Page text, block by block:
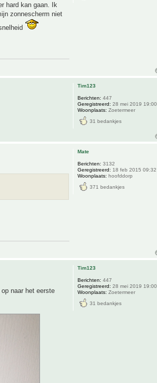
hard kan gaan. Ik
zonnescherm niet
Tim123
Berichten: 447
Geregistreerd: 28 mei 2019 19:00
Woonplaats: Zoetermeer
31 bedankjes
Mate
Berichten: 3132
Geregistreerd: 18 feb 2015 09:32
Woonplaats: hoofddorp
371 bedankjes
naar het eerste
Tim123
Berichten: 447
Geregistreerd: 28 mei 2019 19:00
Woonplaats: Zoetermeer
31 bedankjes